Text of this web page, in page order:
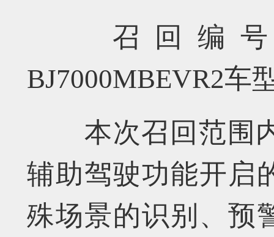
召回编号
BJ7000MBEVR2车
本次召回范围内
辅助驾驶功能开启
殊场景的识别、预